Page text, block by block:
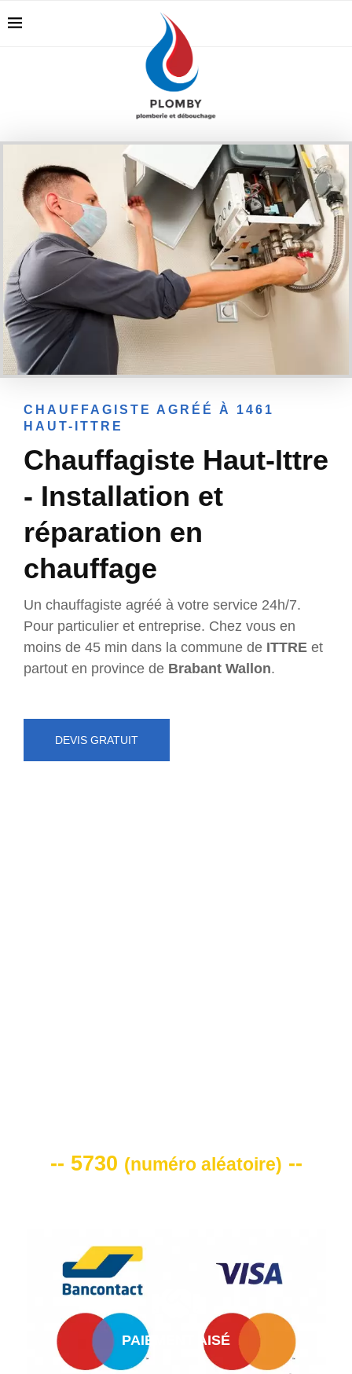
CHAUFFAGISTE AGRÉÉ À 1461
HAUT-ITTRE
Chauffagiste Haut-Ittre
- Installation et
réparation en
chauffage
Un chauffagiste agréé à votre service 24h/7.
Pour particulier et entreprise. Chez vous en
moins de 45 min dans la commune de ITTRE et
partout en province de Brabant Wallon.
DEVIS GRATUIT
-- 5730 (numéro aléatoire) --
PAIEMENT AISÉ